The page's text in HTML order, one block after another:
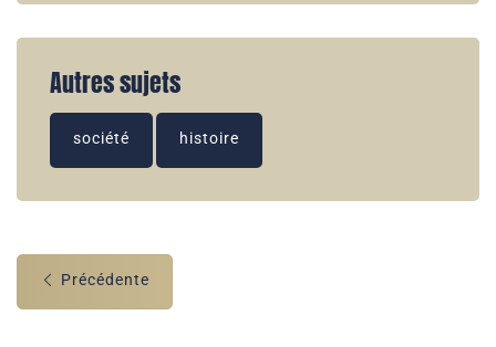
Autres sujets
société histoire
Précédente